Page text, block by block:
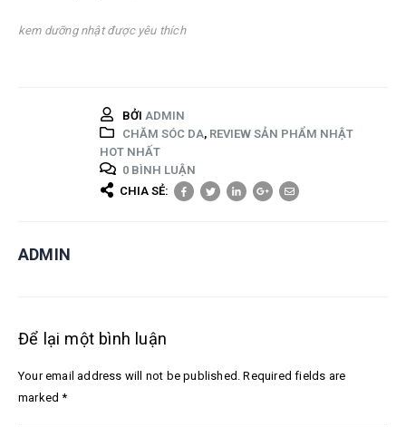
kem dưỡng nhật được yêu thích
BỞI ADMIN
CHĂM SÓC DA, REVIEW SẢN PHẨM NHẬT
HOT NHẤT
0 BÌNH LUẬN
CHIA SẺ:
ADMIN
Để lại một bình luận
Your email address will not be published. Required fields are
marked *